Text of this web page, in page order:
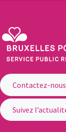
Contactez-nous
Suivez